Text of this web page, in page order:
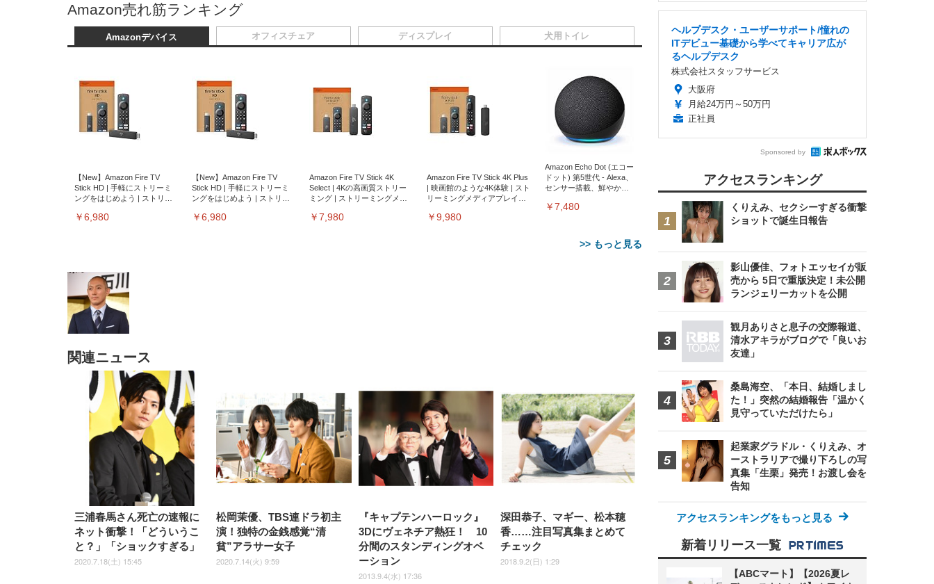
Amazon売れ筋ランキング
Amazonデバイス
【New】Amazon Fire TV
Stick HD | 手軽にストリーミ
ングをはじめよう | ストリー
￥6,980
【New】Amazon Fire TV
Stick HD | 手軽にストリーミ
ングをはじめよう | ストリー
￥6,980
Amazon Fire TV Stick 4K
Select | 4Kの高画質ストリー
ミング | ストリーミングメデ
￥7,980
Amazon Fire TV Stick 4K Plus
| 映画館のような4K体験 | スト
リーミングメディアプレイヤ
￥9,980
Amazon Echo Dot (エコー
ドット) 第5世代 - Alexa、
センサー搭載、鮮やかな
￥7,480
>> もっと見る
オフィスチェア
[EdoErgo] オフィスチェア 椅
子 テレワーク 疲れない 跳ね
上げ式アームレスト コンパク
ト 約105度ロッキング pc 事務
椅子 360度回転 座面昇降 強化
ナイロン樹脂ベース 通気性メ
ッシュ 在宅ワーク H-
WY01(黒網+黒枠+黒足)
SIHOO B100 オフィスチェア
／デスクチェア メッシュチェ
ア 人間工学 疲れない ブラッ
￥27,999
チェア 疲れない テレワーク
チェア 強化バックレスト 30
度ロッキング機能 人間工学 椅
子 腰サポート 90度跳ね上げ
式アームレスト 3Dヘッドレス
ト ハンガー付き 高反発クッシ
ョン PCチェア 通気性メッシ
ュ ゲーミング/勉強/事務用 お
しゃれ パソコンチェア (ブラ
ック)
￥7,680
チェア 疲れない テレワーク
チェア 強化バックレスト 30度
ロッキング機能 人間工学 椅子
腰サポート 90度跳ね上げ式ア
ームレスト 3Dヘッドレスト
ハンガー付き 高反発クッショ
ン PCチェア 通気性メッシュ
ゲーミング/勉強/事務用 おし
ゃれ パソコンチェア (ホワイ
ト)
￥7,680
ッシュ 通気性 ランバーサ
ポート付き 腰サポート ガ
ス圧無段階昇降 360度回
転 キャスター付き コンパ
クト 幅52×奥行58.5×高さ
84～96cm テレワーク 在
宅勤務 ブラック
￥4,139
ディスプレイ
EIZO ビジネス向けプレミア
ムモニター | FlexScan
EV3240X-WT | 31.5型4K
UHD・USB Type-C・ホワイ
￥105,595
EIZO ビジネス向けプレミア
ムモニター | FlexScan
EV2740X-WT | 27.0型4K
UHD・USB Type-C・ホワイ
ト￥109,572
ク付き（CFI-ZDM1J）
￥49,979
ニター フル
HD（1920×1080）VA 非光
沢 HDMI/DisplayPort/VGA
スピーカー内蔵 高さ調整 ス
イベル VESA対応
ComfortView ビジネス向け
￥15,800
Gaming Monitor 24” Essential ゲ
ーミングモニター QD 24.5インチ
1ms FHD 量子ドット 残像低減 (3
年保証 | 輝点保証 | 日本メーカー)
￥34,980
犬用トイレ
Amazonベーシック ペットシ
ーツ 薄型 レギュラー 1回使い
捨て 無香料 ホワイト 300枚
Amazonベーシック ペットシ
ーツ 厚型 ワイド 42枚x2袋(84
枚) ホワイト(吸収面:ライトブ
￥3,234
ツ L 中型犬用 26枚入り 単品
￥1,800
ック) 【Amazon.co.jp限定】
Smart Basic アイリスオーヤマ
ペットシーツ 超厚型 お徳用
ワイド 100枚入 (x 1) (ケース
販売)
￥3,670
ュラー 200枚入
【Amazon.co.jp限定】
￥3,731
関連ニュース
三浦春馬さん死亡の速報に
ネット衝撃！「どういうこ
と？」「ショックすぎる」
2020.7.18(土) 15:45
松岡茉優、TBS連ドラ初主
演！独特の金銭感覚“清
貧”アラサー女子
2020.7.14(火) 9:59
『キャプテンハーロック』
3Dにヴェネチア熱狂！ 10
分間のスタンディングオベ
ーション
2013.9.4(水) 17:36
深田恭子、マギー、松本穂
香……注目写真集まとめて
チェック
2018.9.2(日) 1:29
ヘルプデスク・ユーザーサポート/憧れの
ITデビュー基礎から学べてキャリア広が
るヘルプデスク
株式会社スタッフサービス
大阪府
月給24万円～50万円
正社員
Sponsored by
アクセスランキング
くりえみ、セクシーすぎる衝撃
ショットで誕生日報告
影山優佳、フォトエッセイが販
売から 5日で重版決定！未公開
ランジェリーカットを公開
観月ありさと息子の交際報道、
清水アキラがブログで「良いお
友達」
桑島海空、「本日、結婚しまし
た！」突然の結婚報告「温かく
見守っていただけたら」
起業家グラドル・くりえみ、オ
ーストラリアで撮り下ろしの写
真集「生栗」発売！お渡し会を
告知
アクセスランキングをもっと見る
新着リリース一覧
【ABCマート】【2026夏レ